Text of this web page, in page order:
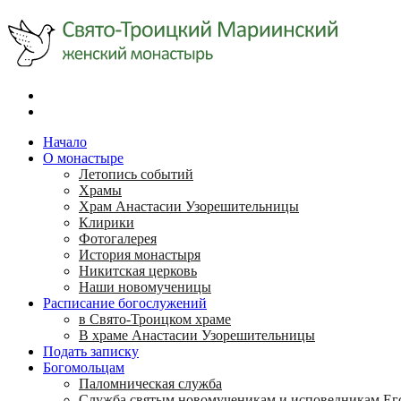
Начало
О монастыре
Летопись событий
Храмы
Храм Анастасии Узорешительницы
Клирики
Фотогалерея
История монастыря
Никитская церковь
Наши новомученицы
Расписание богослужений
в Свято-Троицком храме
В храме Анастасии Узорешительницы
Подать записку
Богомольцам
Паломническая служба